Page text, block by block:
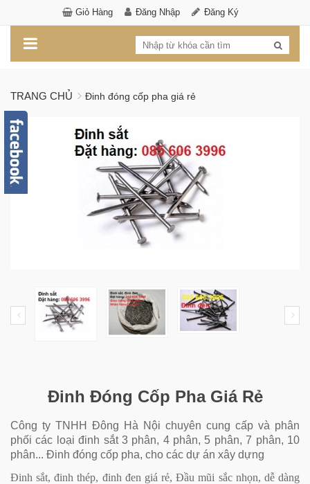
Giỏ Hàng Đăng Nhập Đăng Ký
TRANG CHỦ Đinh đóng cốp pha giá rẻ
Đinh Đóng Cốp Pha Giá Rẻ
Công ty TNHH Đông Hà Nội chuyên cung cấp và phân
phối các loại đinh sắt 3 phân, 4 phân, 5 phân, 7 phân, 10
phân... Đinh đóng cốp pha, cho các dự án xây dựng
Đinh sắt, đinh thép, đinh đen giá rẻ, Đầu mũi sắc nhọn, dễ dàng